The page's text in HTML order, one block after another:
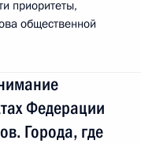
приоритеты,
общественной
Федерации
Города, где